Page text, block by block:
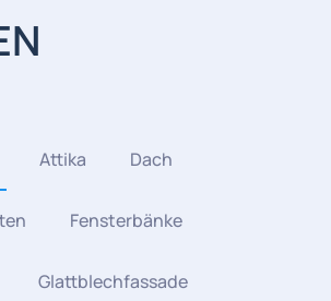
Attika Dach
Fensterbänke
Glattblechfassade